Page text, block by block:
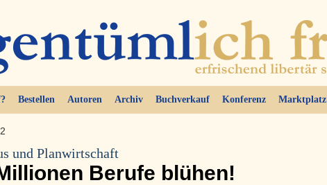
Bestellen Autoren Archiv Buchverkauf Konferenz Marktplatz
und Planwirtschaft
Berufe blühen!